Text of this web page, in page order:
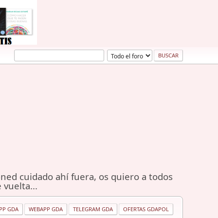
cuidado ahí fuera, os quiero a todos
vuelta...
GDA WEBAPP GDA TELEGRAM GDA OFERTAS GDAPOL